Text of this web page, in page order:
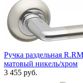
Ручка раздельная
матовый никель/хром
3 455 руб.